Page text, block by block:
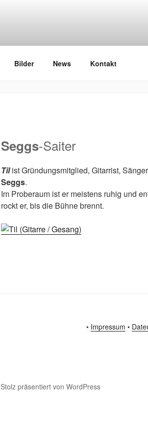
Bilder News Kontakt
Seggs-Saiter
Tilist Gründungsmitglied, Gitarrist,
Seggs.
Im Proberaum ist er meistens ruhig und
rockt er, bis die Bühne brennt.
• Impressum •
Stolz präsentiert von WordPress